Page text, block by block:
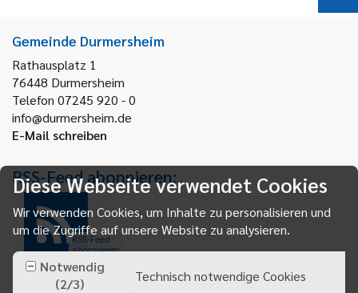
Gemeinde Durmersheim
Rathausplatz 1
76448 Durmersheim
Telefon 07245 920 - 0
info@durmersheim.de
E-Mail schreiben
RSS-Feed abonnieren:
RSS-Feed
abonnieren
Diese Webseite verwendet Cookies
Wir verwenden Cookies, um Inhalte zu personalisieren und
um die Zugriffe auf unsere Website zu analysieren.
Notwendig
(2/3)
Technisch notwendige Cookies